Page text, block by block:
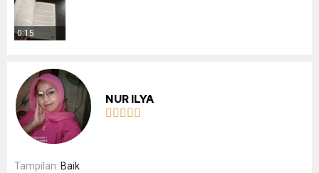
0:15
NUR ILYA
    
Tampilan: Baik